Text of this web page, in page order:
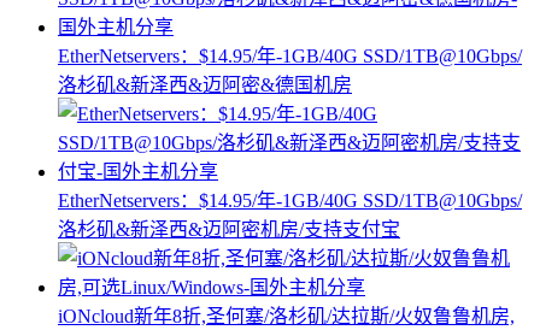
EtherNetservers：$14.95/年-1GB/40G SSD/1TB@10Gbps/
洛杉矶&新泽西&迈阿密&德国机房
EtherNetservers：$14.95/年-1GB/40G SSD/1TB@10Gbps/
洛杉矶&新泽西&迈阿密机房/支持支付宝
iONcloud新年8折,圣何塞/洛杉矶/达拉斯/火奴鲁鲁机房,